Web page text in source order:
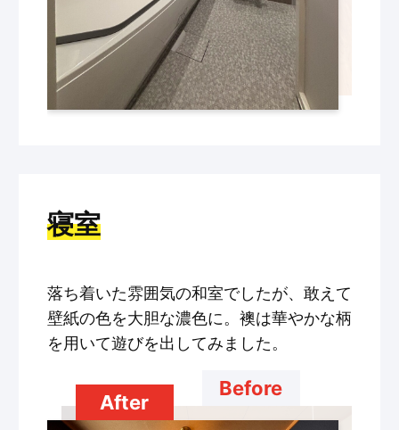
寝室
落ち着いた雰囲気の和室でしたが、敢えて
壁紙の色を大胆な濃色に。襖は華やかな柄
を用いて遊びを出してみました。
Before
After